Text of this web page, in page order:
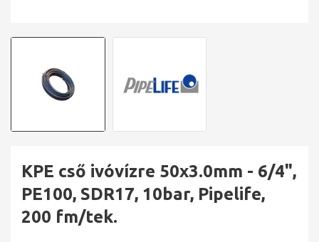
KPE cső ivóvízre 50x3.0mm - 6/4",
PE100, SDR17, 10bar, Pipelife,
200 fm/tek.